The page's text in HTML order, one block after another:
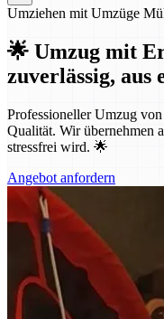
Umziehen mit Umzüge
🌟 Umzug mit
zuverlässig, aus
Professioneller Umzug
Qualität. Wir übernehmen
stressfrei wird. 🌟
Angebot anfordern